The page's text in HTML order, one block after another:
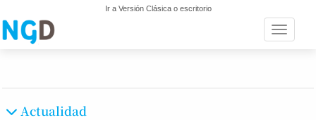
Ir a Versión Clásica o escritorio
Toggle
Actualidad